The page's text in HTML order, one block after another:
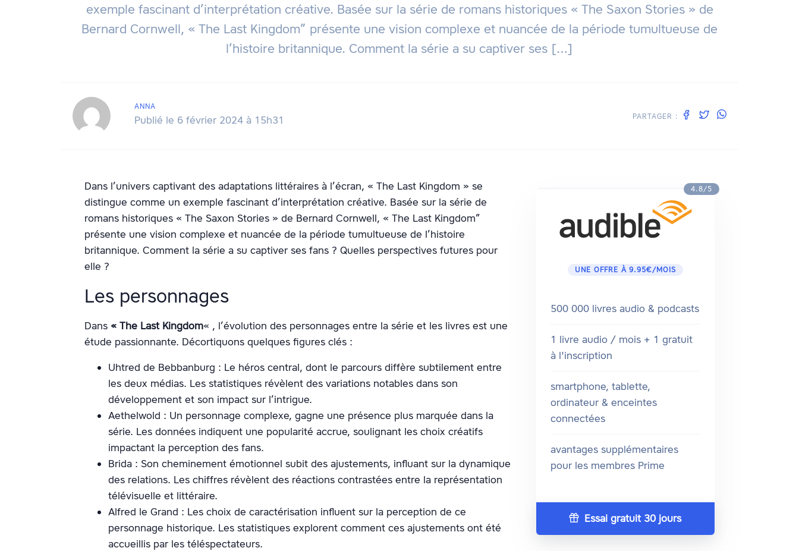
exemple fascinant d’interprétation créative. Basée sur la série de romans historiques « The Saxon Stories » de
Bernard Cornwell, « The Last Kingdom” présente une vision complexe et nuancée de la période tumultueuse de
l’histoire britannique. Comment la série a su captiver ses […]
ANNA
Publié le 6 février 2024 à 15h31 PARTAGER :
Dans l’univers captivant des adaptations littéraires à l’écran, « The Last Kingdom » se
distingue comme un exemple fascinant d’interprétation créative. Basée sur la série de
romans historiques « The Saxon Stories » de Bernard Cornwell, « The Last Kingdom”
présente une vision complexe et nuancée de la période tumultueuse de l’histoire
britannique. Comment la série a su captiver ses fans ? Quelles perspectives futures pour
elle ?
Les personnages
Dans « The Last Kingdom« , l’évolution des personnages entre la série et les livres est une
étude passionnante. Décortiquons quelques figures clés :
Uhtred de Bebbanburg : Le héros central, dont le parcours diffère subtilement entre
les deux médias. Les statistiques révèlent des variations notables dans son
développement et son impact sur l’intrigue.
Aethelwold : Un personnage complexe, gagne une présence plus marquée dans la
série. Les données indiquent une popularité accrue, soulignant les choix créatifs
impactant la perception des fans.
Brida : Son cheminement émotionnel subit des ajustements, influant sur la dynamique
des relations. Les chiffres révèlent des réactions contrastées entre la représentation
télévisuelle et littéraire.
Alfred le Grand : Les choix de caractérisation influent sur la perception de ce
personnage historique. Les statistiques explorent comment ces ajustements ont été
accueillis par les téléspectateurs.
4.8/5
UNE OFFRE À 9.95€/MOIS
500 000 livres audio & podcasts
1 livre audio / mois + 1 gratuit
à l'inscription
smartphone, tablette,
ordinateur & enceintes
connectées
avantages supplémentaires
pour les membres Prime
Essai gratuit 30 jours